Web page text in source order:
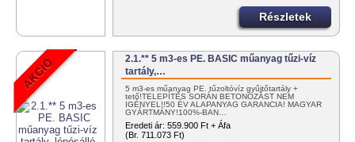
Részletek
2.1.** 5 m3-es PE. BASIC műanyag tűzi-víz
tartály,…
5 m3-es műanyag PE. tűzoltóvíz gyűjtőtartály +
tető!TELEPÍTÉS SORÁN BETONOZÁST NEM
IGÉNYEL!!50 ÉV ALAPANYAG GARANCIA! MAGYAR
GYÁRTMÁNY!100%-BAN…
Eredeti ár: 559.900 Ft + Áfa
(Br. 711.073 Ft)